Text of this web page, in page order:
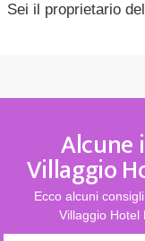
Sei il proprietario
Alcune
Villaggio
Ecco alcuni
Villaggio Hotel